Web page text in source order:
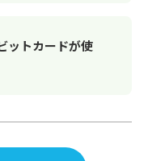
ットカードが使